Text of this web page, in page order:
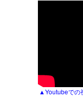
▲Youtubeでの